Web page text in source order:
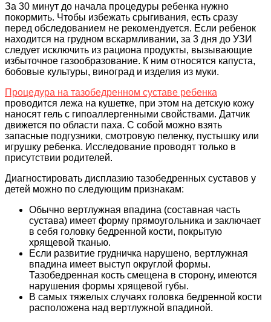
За 30 минут до начала процедуры ребенка нужно
покормить. Чтобы избежать срыгивания, есть сразу
перед обследованием не рекомендуется. Если ребенок
находится на грудном вскармливании, за 3 дня до УЗИ
следует исключить из рациона продукты, вызывающие
избыточное газообразование. К ним относятся капуста,
бобовые культуры, виноград и изделия из муки.
Процедура на тазобедренном суставе ребенка
проводится лежа на кушетке, при этом на детскую кожу
наносят гель с гипоаллергенными свойствами. Датчик
движется по области паха. С собой можно взять
запасные подгузники, смотровую пеленку, пустышку или
игрушку ребенка. Исследование проводят только в
присутствии родителей.
Диагностировать дисплазию тазобедренных суставов у
детей можно по следующим признакам:
Обычно вертлужная впадина (составная часть
сустава) имеет форму прямоугольника и заключает
в себя головку бедренной кости, покрытую
хрящевой тканью.
Если развитие грудничка нарушено, вертлужная
впадина имеет выступ округлой формы.
Тазобедренная кость смещена в сторону, имеются
нарушения формы хрящевой губы.
В самых тяжелых случаях головка бедренной кости
расположена над вертлужной впадиной.